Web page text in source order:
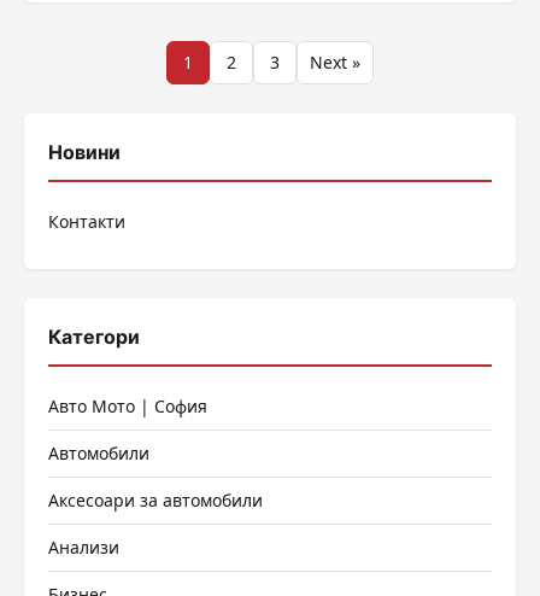
публикациите
1 2 3 Next »
Новини
Контакти
Категори
Авто Мото | София
Автомобили
Аксесоари за автомобили
Анализи